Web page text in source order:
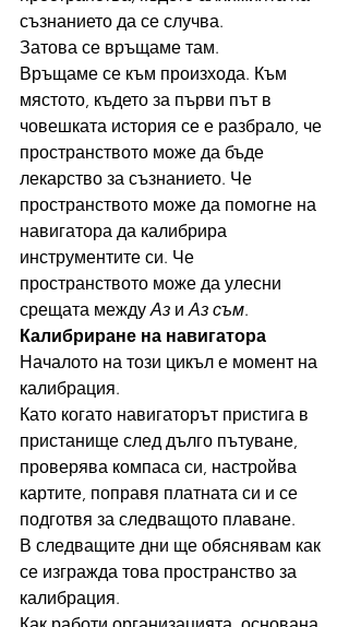
съзнанието да се случва.
Затова се връщаме там.
Връщаме се към произхода. Към
мястото, където за първи път в
човешката история се е разбрало, че
пространството може да бъде
лекарство за съзнанието. Че
пространството може да помогне на
навигатора да калибрира
инструментите си. Че
пространството може да улесни
срещата между Аз и Аз съм.
Калибриране на навигатора
Началото на този цикъл е момент на
калибрация.
Като когато навигаторът пристига в
пристанище след дълго пътуване,
проверява компаса си, настройва
картите, поправя платната си и се
подготвя за следващото плаване.
В следващите дни ще обяснявам как
се изгражда това пространство за
калибрация.